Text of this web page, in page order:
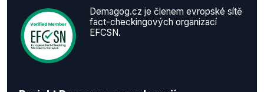
Demagog.cz je členem evropské sítě
fact-checkingových organizací
EFCSN.